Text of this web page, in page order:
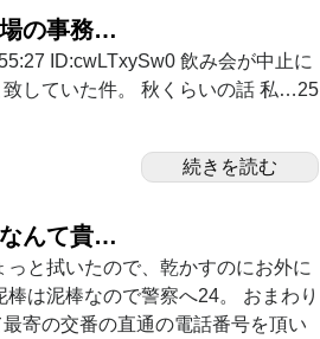
の事務…
ID:cwLTxySw0 飲み会が中止に
していた件。 秋くらいの話 私…25
続きを読む
んて貴…
と拭いたので、乾かすのにお外に
は泥棒なので警察へ24。 おまわり
寄の交番の直通の電話番号を頂い